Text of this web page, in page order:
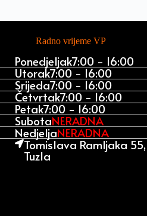
Radno vrijeme VP
Ponedjeljak7:00 - 16:00
Utorak7:00 - 16:00
Srijeda7:00 - 16:00
Četvrtak7:00 - 16:00
Petak7:00 - 16:00
SubotaNERADNA
NedjeljaNERADNA
Tomislava Ramljaka
Tuzla